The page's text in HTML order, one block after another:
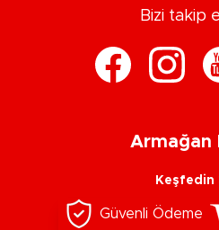
Bizi takip
Armağan
Keşfedin
Güvenli Ödeme